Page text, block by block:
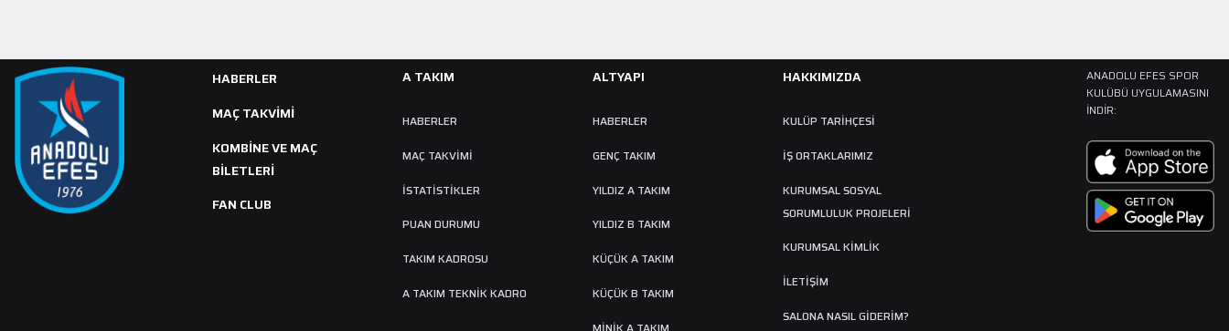
HABERLER
MAÇ TAKVIMI
KOMBİNE VE MAÇ
BİLETLERİ
FAN CLUB
A TAKIM
HABERLER
MAÇ TAKVIMI
İSTATİSTİKLER
PUAN DURUMU
TAKIM KADROSU
A TAKIM TEKNİK KADRO
ALTYAPI
HABERLER
GENÇ TAKIM
YILDIZ A TAKIM
YILDIZ B TAKIM
KÜÇÜK A TAKIM
KÜÇÜK B TAKIM
HAKKIMIZDA
KULÜP TARIHÇESI
İŞ ORTAKLARIMIZ
KURUMSAL SOSYAL
SORUMLULUK PROJELERİ
KURUMSAL KİMLİK
İLETİŞİM
SALONA NASIL GIDERIM?
ANADOLU EFES SPOR
KULÜBÜ UYGULAMASINI
İNDIR: